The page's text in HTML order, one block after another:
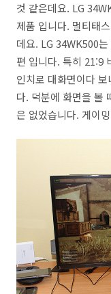
것 같은데요. LG
제품 입니다. 멀티태
데요. LG 34WK500
편 입니다. 특히 21:9
인치로 대화면이다
다. 덕분에 화면을 볼
은 없었습니다. 게이